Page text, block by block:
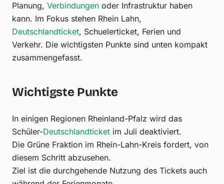
Planung, Verbindungen oder Infrastruktur haben
kann. Im Fokus stehen Rhein Lahn,
Deutschlandticket, Schuelerticket, Ferien und
Verkehr. Die wichtigsten Punkte sind unten kompakt
zusammengefasst.
Wichtigste Punkte
In einigen Regionen Rheinland-Pfalz wird das
Schüler-Deutschlandticket im Juli deaktiviert.
Die Grüne Fraktion im Rhein-Lahn-Kreis fordert, von
diesem Schritt abzusehen.
Ziel ist die durchgehende Nutzung des Tickets auch